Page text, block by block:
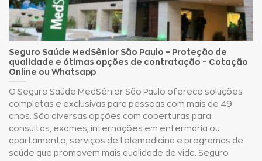
Seguro Saúde MedSênior São Paulo – Proteção de
qualidade e ótimas opções de contratação – Cotação
Online ou Whatsapp
O Seguro Saúde MedSênior São Paulo oferece soluções
completas e exclusivas para pessoas com mais de 49
anos. São diversas opções com coberturas para
consultas, exames, internações em enfermaria ou
apartamento, serviços de telemedicina e programas de
saúde que promovem mais qualidade de vida. Seguro